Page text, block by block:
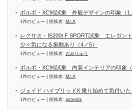
ボルボ・XC90試乗 外観デザインの印象（1
1件のビュー 投稿者: Mr.A
レクサス・IS200t F SPORT試乗 エレガント
少々気になる振動あり（4／5）
1件のビュー 投稿者: おみりゅう
ボルボ・XC90試乗 内装インテリアの印象（
1件のビュー 投稿者: Mr.A
ジェイド ハイブリッドX 乗り始めて気付いた
1件のビュー 投稿者: asterisk